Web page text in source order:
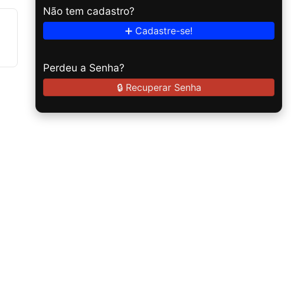
Não tem cadastro?
➕ Cadastre-se!
Perdeu a Senha?
🔒 Recuperar Senha